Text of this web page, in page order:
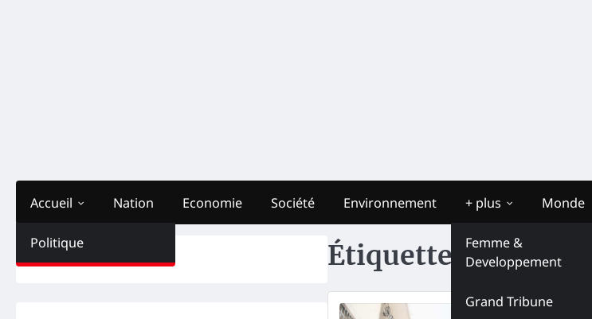
Accueil
Politique
Nation Economie Société Environnement + plus
Femme &
Developpement
Grand Tribune
Monde
Étiquette :Exode